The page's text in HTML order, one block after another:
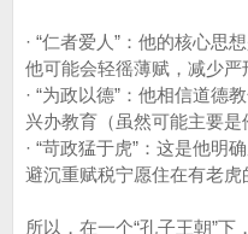
· “仁者爱人”：他的核心思
他可能会轻徭薄赋，减少严
· “为政以德”：他相信道德
兴办教育（虽然可能主要是
· “苛政猛于虎”：这是他明
避沉重赋税宁愿住在有老虎
所以，在一个“孔子王朝”